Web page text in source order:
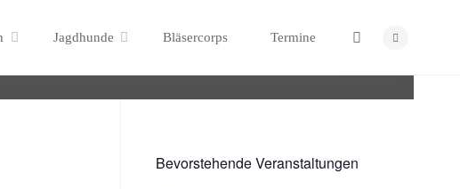
Jagdhunde Bläsercorps Termine
Bevorstehende Veranstaltungen